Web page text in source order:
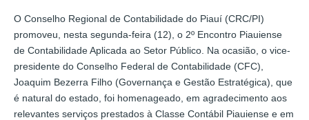
O Conselho Regional de Contabilidade do Piauí (CRC/PI)
promoveu, nesta segunda-feira (12), o 2º Encontro Piauiense
de Contabilidade Aplicada ao Setor Público. Na ocasião, o vice-
presidente do Conselho Federal de Contabilidade (CFC),
Joaquim Bezerra Filho (Governança e Gestão Estratégica), que
é natural do estado, foi homenageado, em agradecimento aos
relevantes serviços prestados à Classe Contábil Piauiense e em